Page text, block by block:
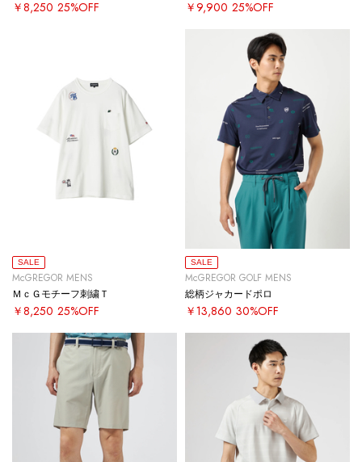
￥8,250 25%OFF ￥9,900 25%OFF
SALE
McGREGOR MENS
ＭｃＧモチーフ刺繍Ｔ
￥8,250 25%OFF
SALE
McGREGOR GOLF MENS
総柄ジャカードポロ
￥13,860 30%OFF